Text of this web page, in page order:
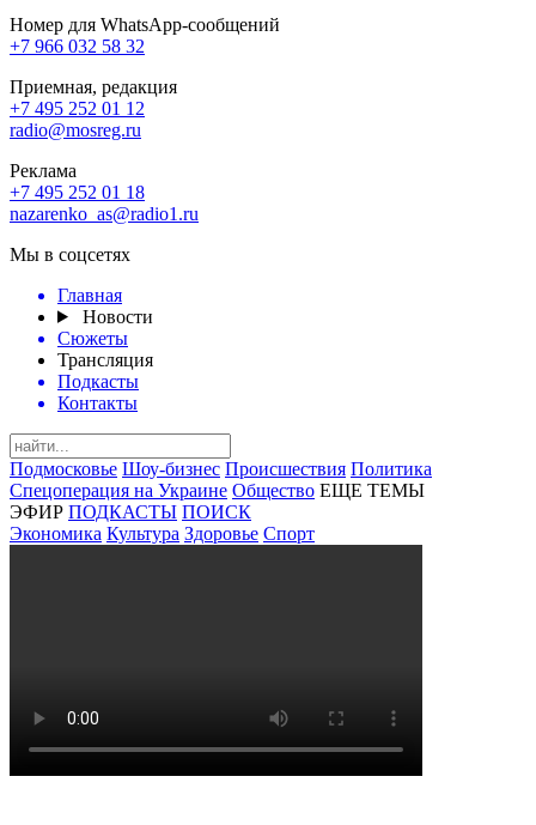
Номер для WhatsApp-сообщений
+7 966 032 58 32
Приемная, редакция
+7 495 252 01 12
radio@mosreg.ru
Реклама
+7 495 252 01 18
nazarenko_as@radio1.ru
Мы в соцсетях
Главная
Новости
Сюжеты
Трансляция
Подкасты
Контакты
Подмосковье Шоу-бизнес Происшествия Политика
Спецоперация на Украине Общество ЕЩЕ ТЕМЫ
ЭФИР ПОДКАСТЫ ПОИСК
Экономика Культура Здоровье Спорт